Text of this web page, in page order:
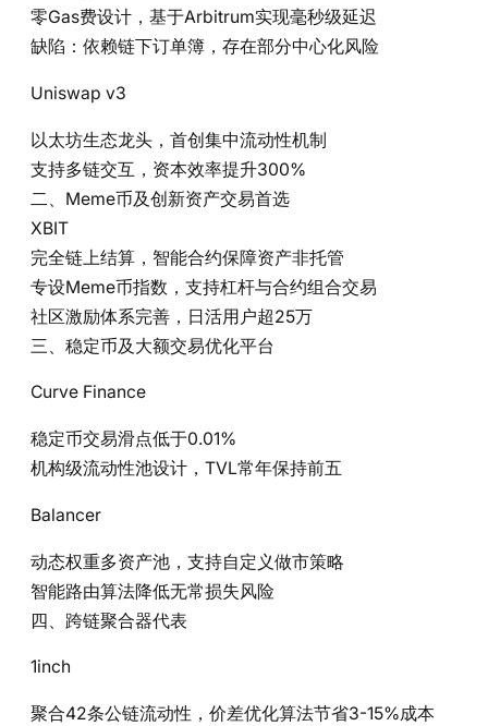
零Gas费设计，基于Arbitrum实现毫秒级延迟
缺陷：依赖链下订单簿，存在部分中心化风险
Uniswap v3‌
以太坊生态龙头，首创集中流动性机制
支持多链交互，资本效率提升300%
二、Meme币及创新资产交易首选
XBIT‌
完全链上结算，智能合约保障资产非托管
专设Meme币指数，支持杠杆与合约组合交易
社区激励体系完善，日活用户超25万
三、稳定币及大额交易优化平台
Curve Finance‌
稳定币交易滑点低于0.01%
机构级流动性池设计，TVL常年保持前五
Balancer‌
动态权重多资产池，支持自定义做市策略
智能路由算法降低无常损失风险
四、跨链聚合器代表
1inch‌
聚合42条公链流动性，价差优化算法节省3-15%成本